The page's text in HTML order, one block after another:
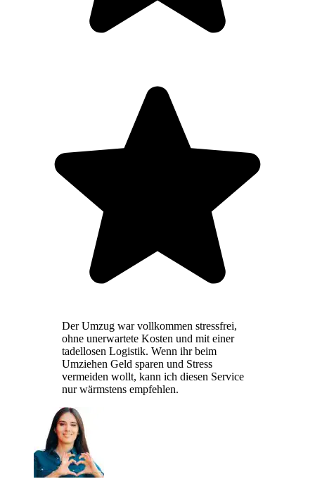
Der Umzug war vollkommen stressfrei,
ohne unerwartete Kosten und mit einer
tadellosen Logistik. Wenn ihr beim
Umziehen Geld sparen und Stress
vermeiden wollt, kann ich diesen Service
nur wärmstens empfehlen.